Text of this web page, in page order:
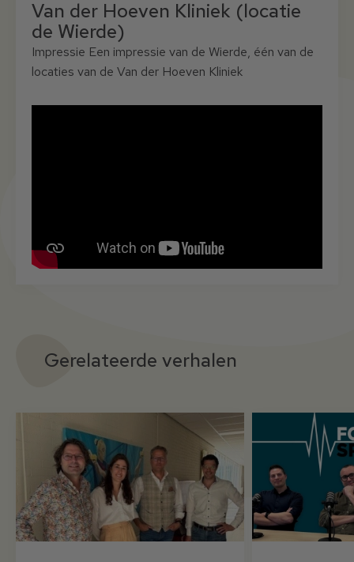
Van der Hoeven Kliniek (locatie
de Wierde)
Impressie Een impressie van de Wierde, één van de
locaties van de Van der Hoeven Kliniek
Gerelateerde verhalen